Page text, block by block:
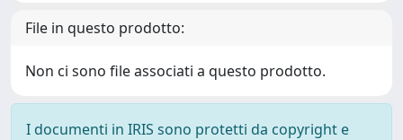
File in questo prodotto:
Non ci sono file associati a questo prodotto.
I documenti in IRIS sono protetti da copyright e